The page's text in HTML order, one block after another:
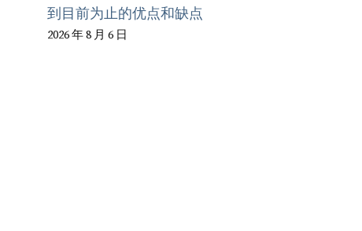
到目前为止的优点和缺点
2026 年 8 月 6 日